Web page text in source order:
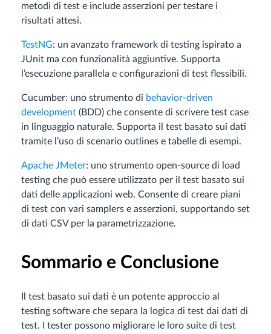
metodi di test e include asserzioni per testare i
risultati attesi.
TestNG: un avanzato framework di testing ispirato a
JUnit ma con funzionalità aggiuntive. Supporta
l’esecuzione parallela e configurazioni di test flessibili.
Cucumber: uno strumento di behavior-driven
development (BDD) che consente di scrivere test case
in linguaggio naturale. Supporta il test basato sui dati
tramite l’uso di scenario outlines e tabelle di esempi.
Apache JMeter: uno strumento open-source di load
testing che può essere utilizzato per il test basato sui
dati delle applicazioni web. Consente di creare piani
di test con vari samplers e asserzioni, supportando set
di dati CSV per la parametrizzazione.
Sommario e Conclusione
Il test basato sui dati è un potente approccio al
testing software che separa la logica di test dai dati di
test. I tester possono migliorare le loro suite di test